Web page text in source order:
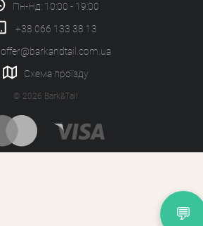
Пн-Нд: 10:00 - 19:00
+38 066 133 38 13
offer@barkandtail.com.ua
Схема проїзду
© 2026 Bark&Tail
💬